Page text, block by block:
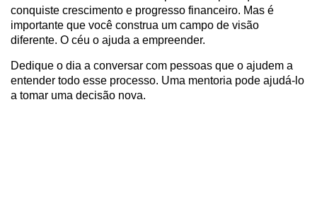
conquiste crescimento e progresso financeiro. Mas é
importante que você construa um campo de visão
diferente. O céu o ajuda a empreender.
Dedique o dia a conversar com pessoas que o ajudem a
entender todo esse processo. Uma mentoria pode ajudá-lo
a tomar uma decisão nova.